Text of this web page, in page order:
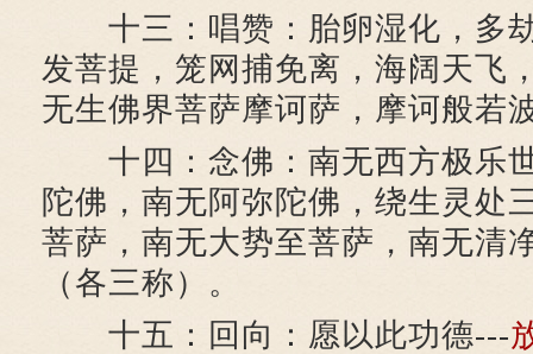
十三：唱赞：胎卵湿化，多
发菩提，笼网捕免离，海阔天飞
无生佛界菩萨摩诃萨，摩诃般若
十四：念佛：南无西方极乐
陀佛，南无阿弥陀佛，绕生灵处
菩萨，南无大势至菩萨，南无清
（各三称）。
十五：回向：愿以此功德---